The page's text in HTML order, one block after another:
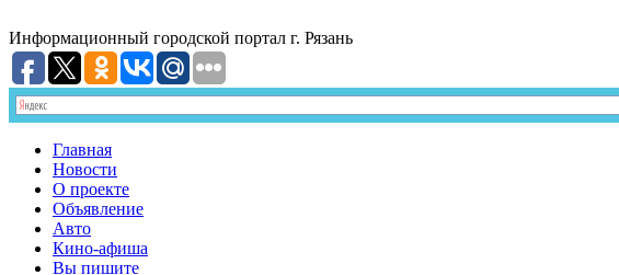
Информационный городской портал г. Рязань
Главная
Новости
О проекте
Объявление
Авто
Кино-афиша
Вы пишите